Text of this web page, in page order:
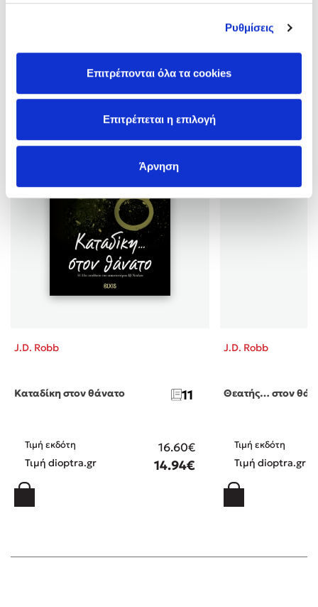
Ρυθμίσεις
Επιτρέπονται όλα τα cookies
Επιτρέπεται η επιλογή
Άρνηση
σκοτεινό παρελθόν. Παρότι αρχικά προοριζόταν για τριλογία,
Βιβλία της Συγγραφέως
J.D. Robb
Καταδίκη στον θάνατο 11
Τιμή εκδότη 16.60€
Τιμή dioptra.gr 14.94€
J.D. Robb
Θεατής… στον
Τιμή εκδότη
Τιμή dioptra.gr